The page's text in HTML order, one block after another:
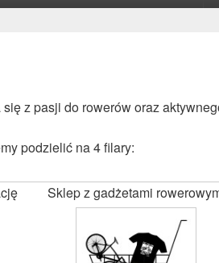
z pasji do rowerów oraz
podzielić na 4 filary:
Sklep z gadżetami